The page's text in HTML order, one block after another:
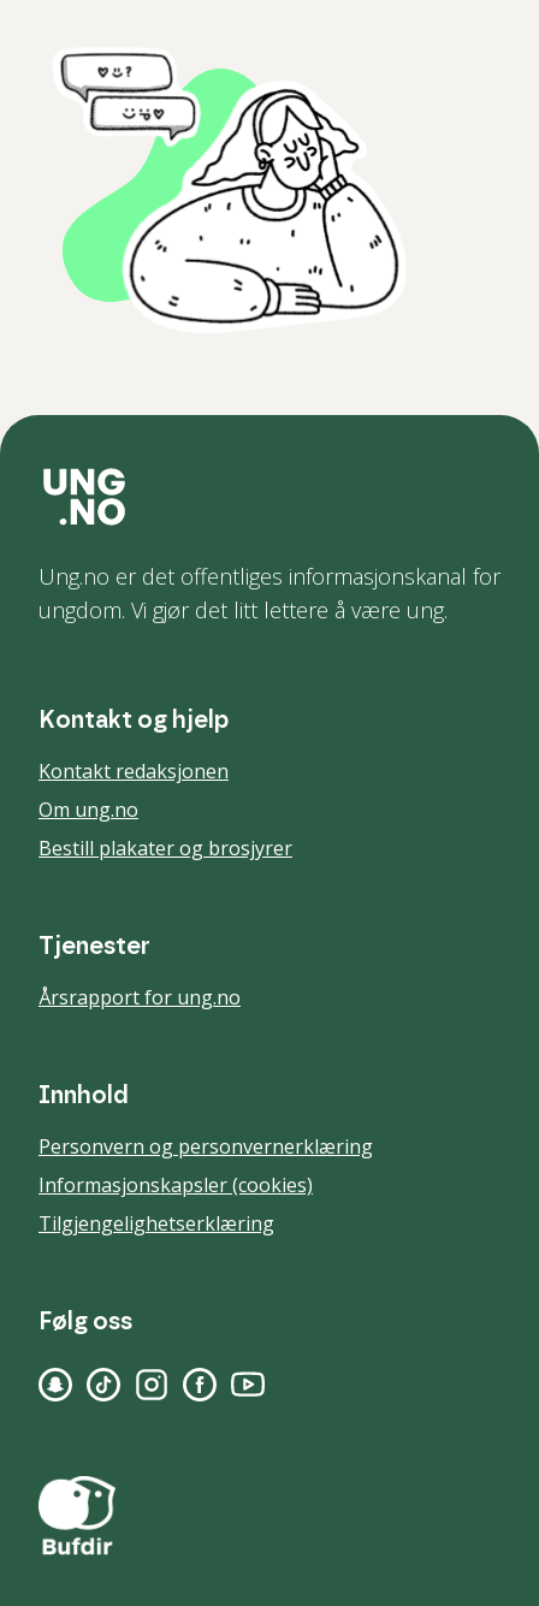
Ung.no er det offentliges informasjonskanal for
ungdom. Vi gjør det litt lettere å være ung.
Kontakt og hjelp
Kontakt redaksjonen
Om ung.no
Bestill plakater og brosjyrer
Tjenester
Årsrapport for ung.no
Innhold
Personvern og personvernerklæring
Informasjonskapsler (cookies)
Tilgjengelighetserklæring
Følg oss